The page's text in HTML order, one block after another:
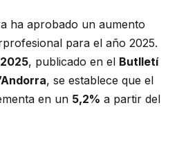
ha aprobado un aumento
para el año 2025.
, publicado en el Butlletí
, se establece que el
en un 5,2% a partir del